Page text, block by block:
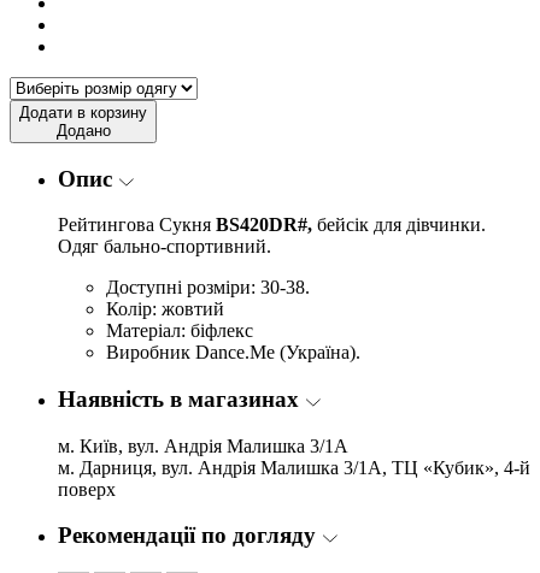
Додати в корзину
Додано
Опис
Рейтингова Сукня BS420DR#, бейсік для дівчинки.
Одяг бально-спортивний.
Доступні розміри: 30-38.
Колір: жовтий
Матеріал: біфлекс
Виробник Dance.Me (Україна).
Наявність в магазинах
м. Київ, вул. Андрія Малишка 3/1А
м. Дарниця, вул. Андрія Малишка 3/1А, ТЦ «Кубик», 4-й
поверх
Рекомендації по догляду